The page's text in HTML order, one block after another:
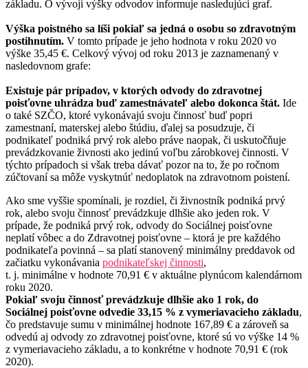
základu. O vývoji výšky odvodov informuje nasledujúci graf.
Výška poistného sa líši pokiaľ sa jedná o osobu so zdravotným
postihnutím. V tomto prípade je jeho hodnota v roku 2020 vo
výške 35,45 €. Celkový vývoj od roku 2013 je zaznamenaný v
nasledovnom grafe:
Existuje pár prípadov, v ktorých odvody do zdravotnej
poisťovne uhrádza buď zamestnávateľ alebo dokonca štát. Ide
o také SZČO, ktoré vykonávajú svoju činnosť buď popri
zamestnaní, materskej alebo štúdiu, ďalej sa posudzuje, či
podnikateľ podniká prvý rok alebo práve naopak, či uskutočňuje
prevádzkovanie živnosti ako jedinú voľbu zárobkovej činnosti. V
týchto prípadoch si však treba dávať pozor na to, že po ročnom
zúčtovaní sa môže vyskytnúť nedoplatok na zdravotnom poistení.
Ako sme vyššie spomínali, je rozdiel, či živnostník podniká prvý
rok, alebo svoju činnosť prevádzkuje dlhšie ako jeden rok. V
prípade, že podniká prvý rok, odvody do Sociálnej poisťovne
neplatí vôbec a do Zdravotnej poisťovne – ktorá je pre každého
podnikateľa povinná – sa platí stanovený minimálny preddavok od
začiatku vykonávania podnikateľskej činnosti,
t. j. minimálne v hodnote 70,91 € v aktuálne plynúcom kalendárnom
roku 2020.
Pokiaľ svoju činnosť prevádzkuje dlhšie ako 1 rok, do
Sociálnej poisťovne odvedie 33,15 % z vymeriavacieho základu,
čo predstavuje sumu v minimálnej hodnote 167,89 € a zároveň sa
odvedú aj odvody zo zdravotnej poisťovne, ktoré sú vo výške 14 %
z vymeriavacieho základu, a to konkrétne v hodnote 70,91 € (rok
2020).